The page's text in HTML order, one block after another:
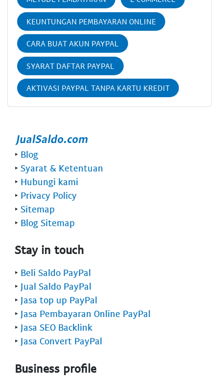
KEUNTUNGAN PEMBAYARAN ONLINE
CARA BUAT AKUN PAYPAL
SYARAT DAFTAR PAYPAL
AKTIVASI PAYPAL TANPA KARTU KREDIT
‣ Blog
‣ Syarat & Ketentuan
‣ Hubungi kami
‣ Privacy Policy
‣ Sitemap
‣ Blog Sitemap
Stay in touch
‣ Beli Saldo PayPal
‣ Jual Saldo PayPal
‣ Jasa top up PayPal
‣ Jasa Pembayaran Online PayPal
‣ Jasa SEO Backlink
‣ Jasa Convert PayPal
Business profile